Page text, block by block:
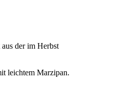
der im Herbst
leichtem Marzipan.